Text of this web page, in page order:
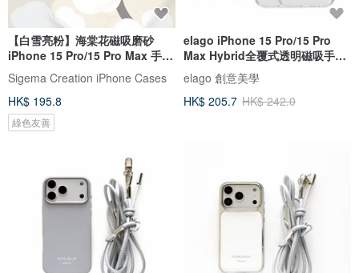
【白雪亮粉】海棠花磁吸磨砂
iPhone 15 Pro/15 Pro Max 手機
殼
Sigema Creation iPhone Cases
HK$ 195.8
綠色友善
elago iPhone 15 Pro/15 Pro
Max Hybrid全覆式透明磁吸手機
殼
elago 創意美學
HK$ 205.7 HK$ 242.0